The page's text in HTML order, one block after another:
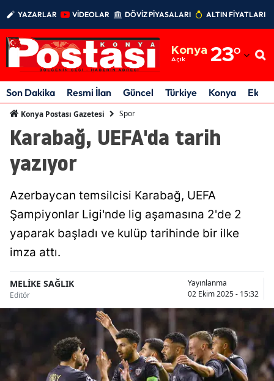
YAZARLAR VİDEOLAR DÖVİZ PİYASALARI ALTIN FİYATLARI
Konya
Açık 23°
Adıyaman
Afyonkarahisar
Amasya
Artvin
Aydın
Bilecik
Bingöl
Bitlis
Bolu
Son Dakika Resmi İlan Güncel Türkiye Konya
Konya Postası Gazetesi Spor
Karabağ, UEFA'da tarih
yazıyor
Azerbaycan temsilcisi Karabağ, UEFA
Şampiyonlar Ligi'nde lig aşamasına 2'de 2
yaparak başladı ve kulüp tarihinde bir ilke
imza attı.
MELİKE SAĞLIK
Editör
Yayınlanma
02 Ekim 2025 - 15:32